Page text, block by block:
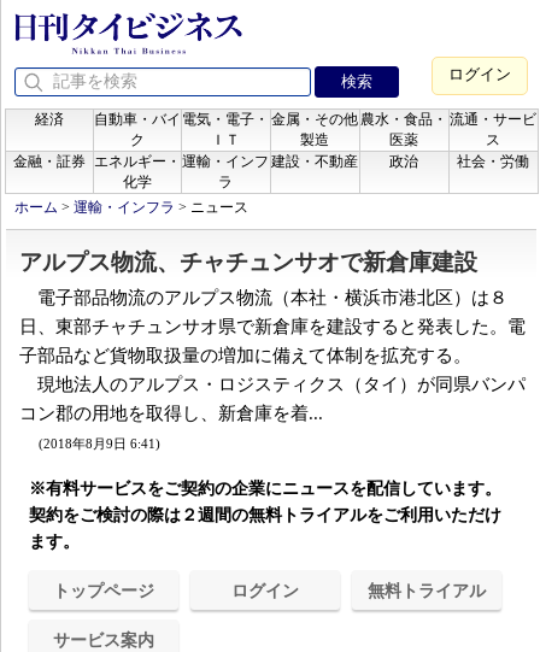
ログイン
経済
自動車・バイ
ク
電気・電子・
ＩＴ
金属・その他
製造
農水・食品・
医薬
流通・サービ
ス
金融・証券
エネルギー・
化学
運輸・インフ
ラ
建設・不動産 政治 社会・労働
ホーム > 運輸・インフラ > ニュース
アルプス物流、チャチュンサオで新倉庫建設
電子部品物流のアルプス物流（本社・横浜市港北区）は８
日、東部チャチュンサオ県で新倉庫を建設すると発表した。電
子部品など貨物取扱量の増加に備えて体制を拡充する。
現地法人のアルプス・ロジスティクス（タイ）が同県バンパ
コン郡の用地を取得し、新倉庫を着...
(2018年8月9日 6:41)
※有料サービスをご契約の企業にニュースを配信しています。
契約をご検討の際は２週間の無料トライアルをご利用いただけ
ます。
トップページ ログイン 無料トライアル
サービス案内